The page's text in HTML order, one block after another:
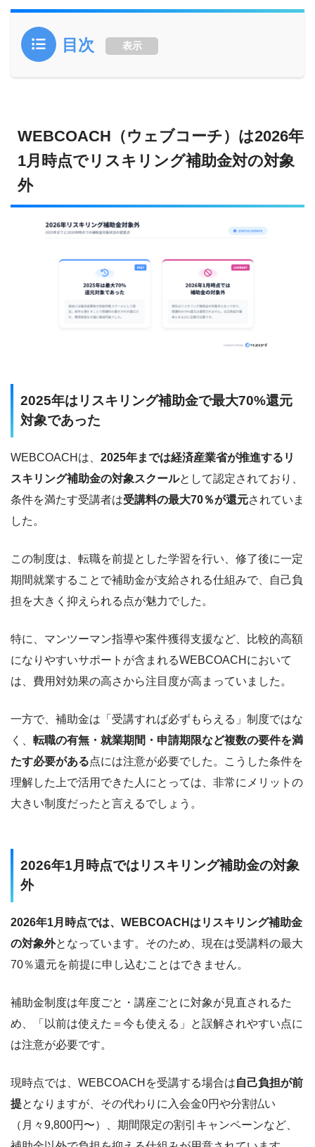
Webディレクション / LPO / EFO / CRO
グラフィック：Photoshop / Illustrator
使用マーケティング・分析ツール
Google Analytics / Ptengine / AD EBiS / Similarweb / Semrush / Ahrefs
Web解析士（一般社団法人 ウェブ解析士協会）
格証
バイブコーディング検定（一般社団法人 日本AIスキル認定協
会）合格証
X（旧Twitter） @ohno_katsuya/reslog株式会社/ リスログ
目次 表示
WEBCOACH（ウェブコーチ）は2026年
1月時点でリスキリング補助金対の対象
外
2025年はリスキリング補助金で最大70%還元
対象であった
WEBCOACHは、 2025年までは経済産業省が推進するリ
スキリング補助金の対象スクールとして認定されており、
条件を満たす受講者は受講料の最大70％が還元されていま
した。
この制度は、転職を前提とした学習を行い、修了後に一定
期間就業することで補助金が支給される仕組みで、自己負
担を大きく抑えられる点が魅力でした。
特に、マンツーマン指導や案件獲得支援など、比較的高額
になりやすいサポートが含まれるWEBCOACHにおいて
は、費用対効果の高さから注目度が高まっていました。
一方で、補助金は「受講すれば必ずもらえる」制度ではな
く、 転職の有無・就業期間・申請期限など複数の要件を満
たす必要がある点には注意が必要でした。こうした条件を
理解した上で活用できた人にとっては、非常にメリットの
大きい制度だったと言えるでしょう。
2026年1月時点ではリスキリング補助金の対象
外
2026年1月時点では、WEBCOACHはリスキリング補助金
の対象外となっています。そのため、現在は受講料の最大
70％還元を前提に申し込むことはできません。
補助金制度は年度ごと・講座ごとに対象が見直されるた
め、「以前は使えた＝今も使える」と誤解されやすい点に
は注意が必要です。
現時点では、WEBCOACHを受講する場合は自己負担が前
提となりますが、その代わりに入会金0円や分割払い
（月々9,800円〜）、期間限定の割引キャンペーンなど、